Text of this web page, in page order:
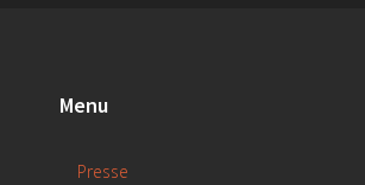
Menu
Presse